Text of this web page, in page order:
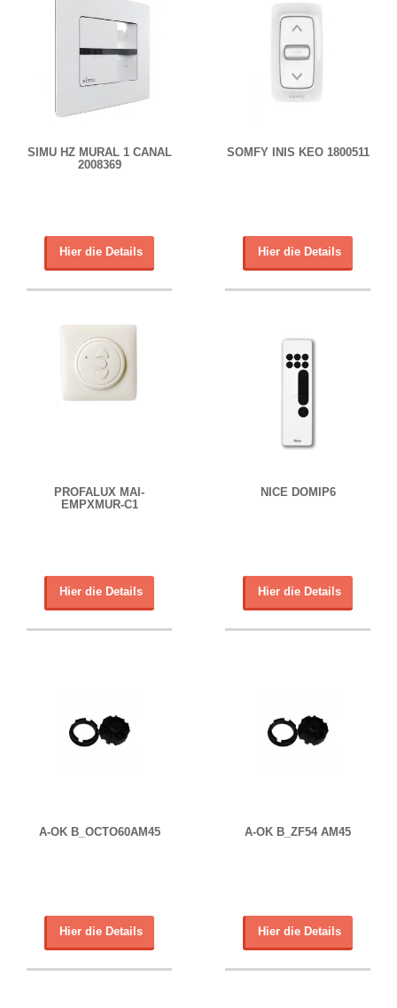
SIMU HZ MURAL 1 CANAL
2008369
Hier die Details
SOMFY INIS KEO 1800511
Hier die Details
PROFALUX MAI-
EMPXMUR-C1
Hier die Details
NICE DOMIP6
Hier die Details
A-OK B_OCTO60AM45
Hier die Details
A-OK B_ZF54 AM45
Hier die Details